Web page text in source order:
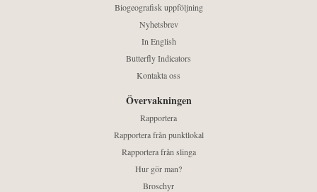
Biogeografisk uppföljning
Nyhetsbrev
In English
Butterfly Indicators
Kontakta oss
Övervakningen
Rapportera
Rapportera från punktlokal
Rapportera från slinga
Hur gör man?
Broschyr